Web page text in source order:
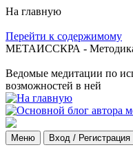
На главную
Перейти к содержимому
МЕТАИССКРА - Методика
Ведомые медитации по
возможностей в ней
Меню Вход / Регистрация